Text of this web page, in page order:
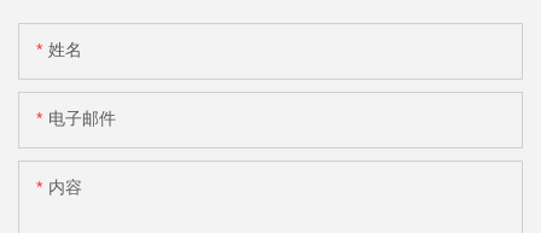
姓名
电子邮件
内容